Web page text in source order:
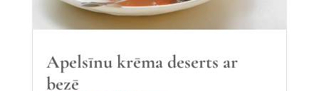
Apelsīnu krēma deserts ar
bezē